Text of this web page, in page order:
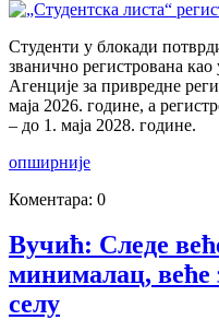
Студенти у блокади
званично регистрована
Агенције за привредне
маја 2026. године, а
– до 1. маја 2028. године.
опширније
Коментара: 0
Вучић: Следе
минималац, веће
селу